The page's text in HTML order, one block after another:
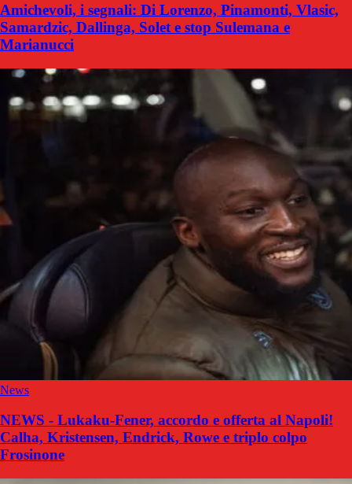
Amichevoli, i segnali: Di Lorenzo, Pinamonti, Vlasic,
Samardzic, Dallinga, Solet e stop Sulemana e
Marianucci
News
NEWS - Lukaku-Fener, accordo e offerta al Napoli!
Calha, Kristensen, Endrick, Rowe e triplo colpo
Frosinone